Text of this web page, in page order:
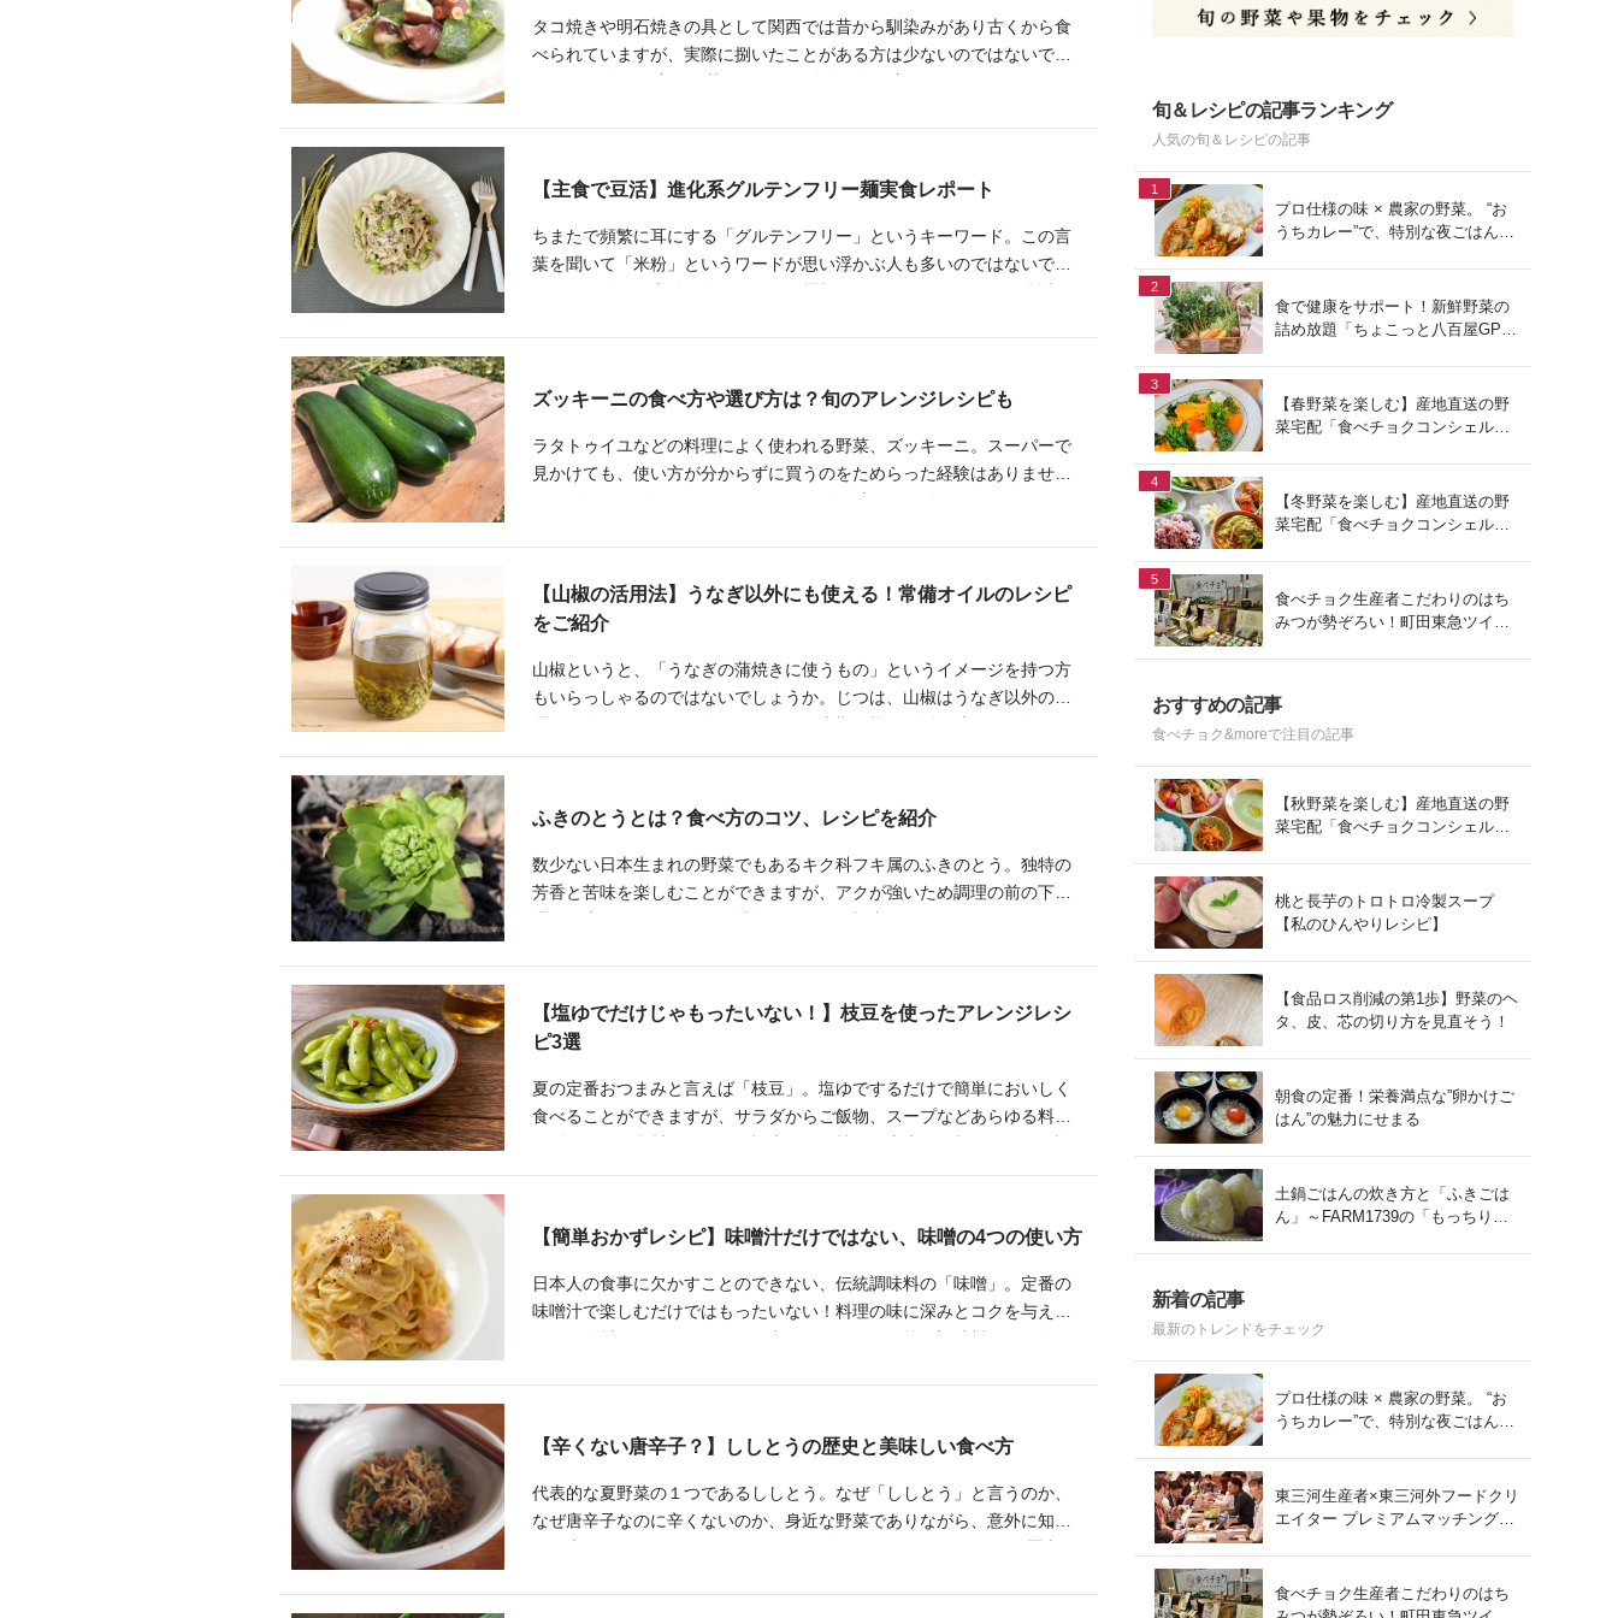
タコ焼きや明石焼きの具として関西では昔から馴染みがあり古くから食
べられていますが、実際に捌いたことがある方は少ないのではないでし
【主食で豆活】進化系グルテンフリー麺実食レポート
ちまたで頻繁に耳にする「グルテンフリー」というキーワード。この言
葉を聞いて「米粉」というワードが思い浮かぶ人も多いのではないでし
ズッキーニの食べ方や選び方は？旬のアレンジレシピも
ラタトゥイユなどの料理によく使われる野菜、ズッキーニ。スーパーで
見かけても、使い方が分からずに買うのをためらった経験はありません
【山椒の活用法】うなぎ以外にも使える！常備オイルのレシピ
をご紹介
山椒というと、「うなぎの蒲焼きに使うもの」というイメージを持つ方
もいらっしゃるのではないでしょうか。じつは、山椒はうなぎ以外の料
す。
ふきのとうとは？食べ方のコツ、レシピを紹介
数少ない日本生まれの野菜でもあるキク科フキ属のふきのとう。独特の
芳香と苦味を楽しむことができますが、アクが強いため調理の前の下処
【塩ゆでだけじゃもったいない！】枝豆を使ったアレンジレシ
ピ3選
夏の定番おつまみと言えば「枝豆」。塩ゆでするだけで簡単においしく
食べることができますが、サラダからご飯物、スープなどあらゆる料理
するとともに、手軽に作れる枝豆のアレンジレシピを3つご紹介します。
【簡単おかずレシピ】味噌汁だけではない、味噌の4つの使い方
日本人の食事に欠かすことのできない、伝統調味料の「味噌」。定番の
味噌汁で楽しむだけではもったいない！料理の味に深みとコクを与え、
【辛くない唐辛子？】ししとうの歴史と美味しい食べ方
代表的な夏野菜の１つであるししとう。なぜ「ししとう」と言うのか、
なぜ唐辛子なのに辛くないのか、身近な野菜でありながら、意外に知ら
旬＆レシピの記事ランキング
人気の旬＆レシピの記事
1
プロ仕様の味 × 農家の野菜。 “お
うちカレー”で、特別な夜ごはん
2
食で健康をサポート！新鮮野菜の
詰め放題「ちょこっと八百屋GP
3
【春野菜を楽しむ】産地直送の野
菜宅配「食べチョクコンシェルジ
4
【冬野菜を楽しむ】産地直送の野
菜宅配「食べチョクコンシェルジ
5
食べチョク生産者こだわりのはち
みつが勢ぞろい！町田東急ツイン
おすすめの記事
食べチョク&moreで注目の記事
【秋野菜を楽しむ】産地直送の野
菜宅配「食べチョクコンシェルジ
桃と長芋のトロトロ冷製スープ
【私のひんやりレシピ】
【食品ロス削減の第1歩】野菜のヘ
タ、皮、芯の切り方を見直そう！
朝食の定番！栄養満点な”卵かけご
はん”の魅力にせまる
土鍋ごはんの炊き方と「ふきごは
ん」～FARM1739の「もっちりコ
新着の記事
最新のトレンドをチェック
プロ仕様の味 × 農家の野菜。 “お
うちカレー”で、特別な夜ごはん
東三河生産者×東三河外フードクリ
エイター プレミアムマッチング会
食べチョク生産者こだわりのはち